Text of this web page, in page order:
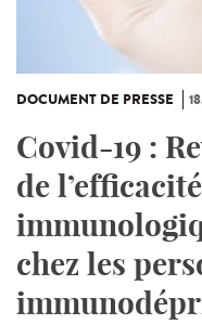
DOCUMENT DE PRESSE
Covid-19 :
de
chez les